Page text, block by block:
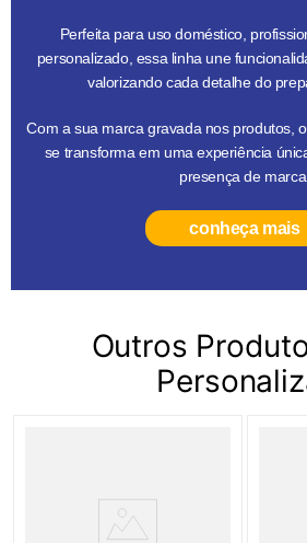
Perfeita para uso doméstico,
personalizado, essa linha une
valorizando cada detalhe do
Com a sua marca gravada nos produtos,
se transforma em uma experiência
presença de marca.
conheça mais
Outros